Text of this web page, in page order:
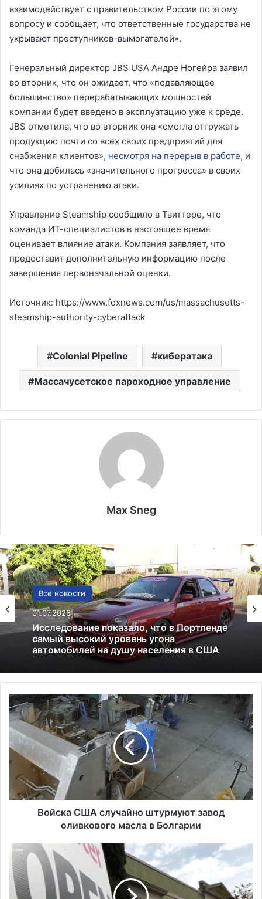
взаимодействует с правительством России по этому
вопросу и сообщает, что ответственные государства не
укрывают преступников-вымогателей».
Генеральный директор JBS USA Андре Ногейра заявил
во вторник, что он ожидает, что «подавляющее
большинство» перерабатывающих мощностей
компании будет введено в эксплуатацию уже к среде.
JBS отметила, что во вторник она «смогла отгружать
продукцию почти со всех своих предприятий для
снабжения клиентов», несмотря на перерыв в работе, и
что она добилась «значительного прогресса» в своих
усилиях по устранению атаки.
Управление Steamship сообщило в Твиттере, что
команда ИТ-специалистов в настоящее время
оценивает влияние атаки. Компания заявляет, что
предоставит дополнительную информацию после
завершения первоначальной оценки.
Источник: https://www.foxnews.com/us/massachusetts-
steamship-authority-cyberattack
Colonial Pipeline кибератака
Массачусетское пароходное управление
Max Sneg
Все новости
01.07.2026
Исследование показало, что в Портленде
самый высокий уровень угона
автомобилей на душу населения в США
США
13.06.2025
Америка имеет огромный избыток сыра
В
о
й
с
к
а
А
ч
й
Войска США случайно штурмуют завод
оливкового масла в Болгарии
З
я